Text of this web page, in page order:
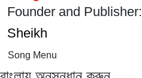
Founder and Publisher:
Sheikh
Song Menu